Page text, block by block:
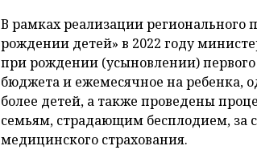
В рамках реализации
рождении детей» в 2022 году
при рождении (усыновлении) первого
бюджета и ежемесячное на ребенка,
более детей, а также проведены
семьям, страдающим бесплодием, за
медицинского страхования.